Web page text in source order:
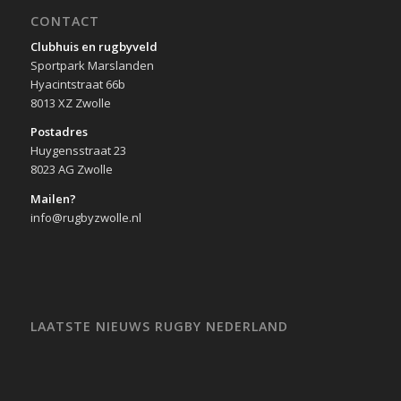
CONTACT
Clubhuis en rugbyveld
Sportpark Marslanden
Hyacintstraat 66b
8013 XZ Zwolle
Postadres
Huygensstraat 23
8023 AG Zwolle
Mailen?
info@rugbyzwolle.nl
LAATSTE NIEUWS RUGBY NEDERLAND